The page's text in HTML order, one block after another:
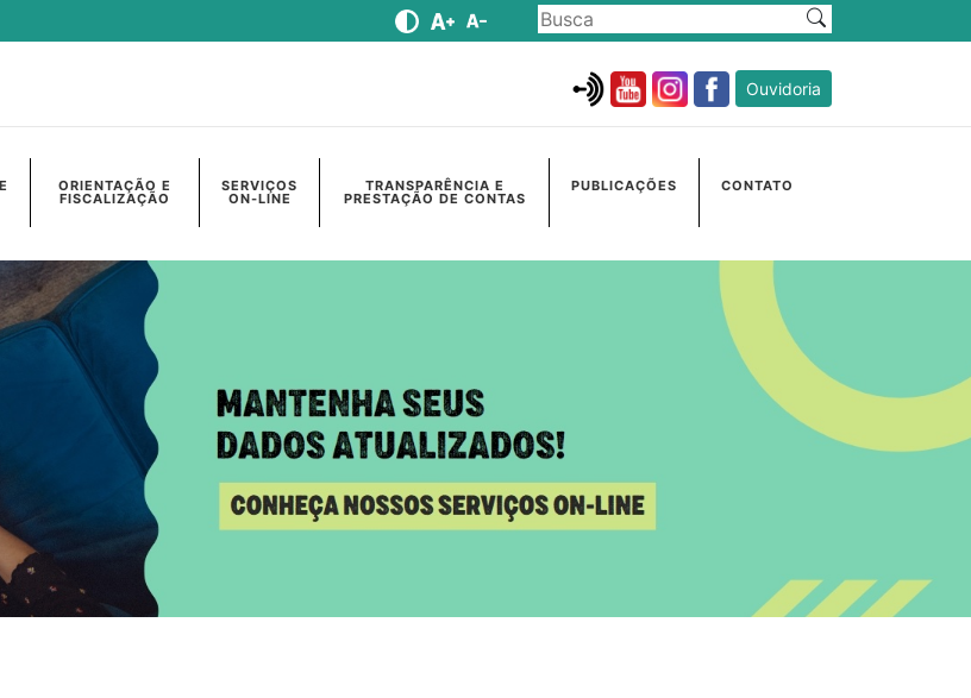
Ouvidoria
ORIENTAÇÃO E
FISCALIZAÇÃO
SERVIÇOS
ON-LINE
TRANSPARÊNCIA E
PRESTAÇÃO DE CONTAS
PUBLICAÇÕES CONTATO